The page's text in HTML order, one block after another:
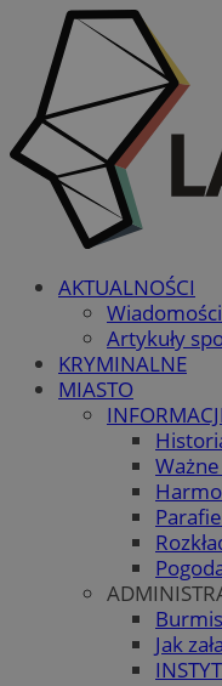
AKTUALNOŚCI
Artykuły
KRYMINALNE
MIASTO
Jak